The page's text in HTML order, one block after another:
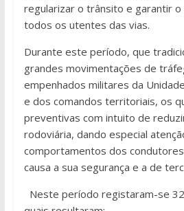
regularizar o trânsito e garantir o
todos os utentes das vias.
Durante este período, que
grandes movimentações de
empenhados militares da
e dos comandos territoriais, os
preventivas com intuito de
rodoviária, dando especial
comportamentos dos
causa a sua segurança e a de
Neste período registaram-se